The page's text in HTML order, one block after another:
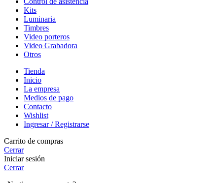
Kits
Luminaria
Timbres
Video porteros
Video Grabadora
Otros
Tienda
Inicio
La empresa
Medios de pago
Contacto
Wishlist
Ingresar / Registrarse
Carrito de compras
Cerrar
Iniciar sesión
Cerrar